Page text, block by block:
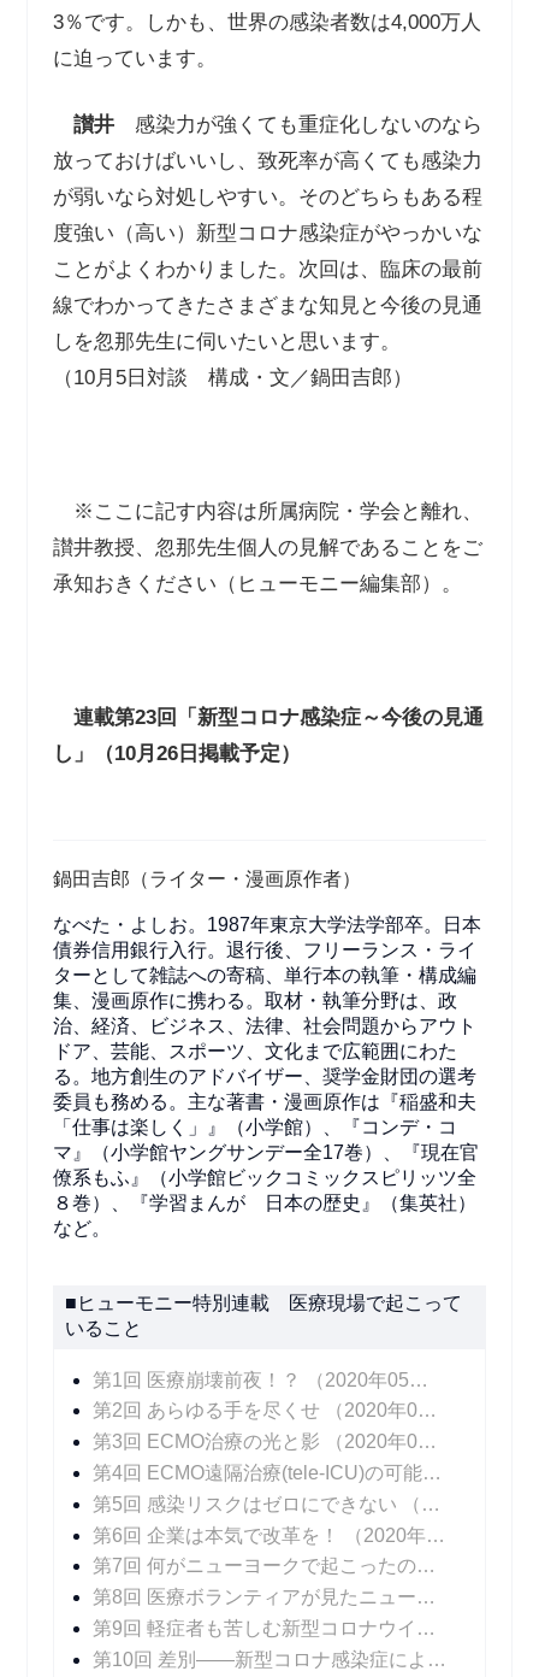
3％です。しかも、世界の感染者数は4,000万人
に迫っています。
讃井感染力が強くても重症化しないのなら
放っておけばいいし、致死率が高くても感染力
が弱いなら対処しやすい。そのどちらもある程
度強い（高い）新型コロナ感染症がやっかいな
ことがよくわかりました。次回は、臨床の最前
線でわかってきたさまざまな知見と今後の見通
しを忽那先生に伺いたいと思います。
（10月5日対談 構成・文／鍋田吉郎）
※ここに記す内容は所属病院・学会と離れ、
讃井教授、忽那先生個人の見解であることをご
承知おきください（ヒューモニー編集部）。
連載第23回「新型コロナ感染症～今後の見通
し」（10月 26日掲載予定）
鍋田吉郎（ライター・漫画原作者）
なべた・よしお。1987年東京大学法学部卒。日本
債券信用銀行入行。退行後、フリーランス・ライ
ターとして雑誌への寄稿、単行本の執筆・構成編
集、漫画原作に携わる。取材・執筆分野は、政
治、経済、ビジネス、法律、社会問題からアウト
ドア、芸能、スポーツ、文化まで広範囲にわた
る。地方創生のアドバイザー、奨学金財団の選考
委員も務める。主な著書・漫画原作は『稲盛和夫
「仕事は楽しく」』（小学館）、『コンデ・コ
マ』（小学館ヤングサンデー全17巻）、『現在官
僚系もふ』（小学館ビックコミックスピリッツ全
８巻）、『学習まんが 日本の歴史』（集英社）
など。
■ヒューモニー特別連載 医療現場で起こって
いること
第1回 医療崩壊前夜！？
（2020年05月25日 掲載）
第2回 あらゆる手を尽くせ
（2020年06月01日 掲載）
第3回 ECMO治療の光と影
（2020年06月08日 掲載）
第4回 ECMO遠隔治療(tele-ICU)の可能性
第5回 感染リスクはゼロにできない
（2020年06月22日 掲載）
第6回 企業は本気で改革を！
（2020年06月29日 掲載）
第7回 何がニューヨークで起こったのか！？
第8回 医療ボランティアが見たニューヨークの医療崩壊
第9回 軽症者も苦しむ新型コロナウイルス感染症の後遺症
第10回 差別――新型コロナ感染症によるもうひとつの苦しみ